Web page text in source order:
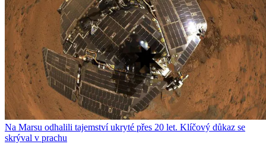
Na Marsu odhalili tajemství ukryté přes 20 let. Klíčový důkaz se
skrýval v prachu